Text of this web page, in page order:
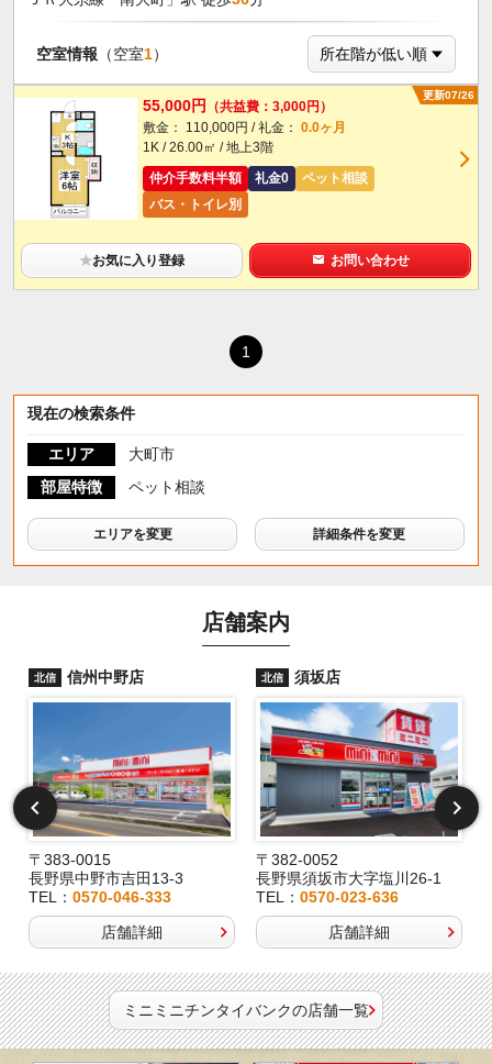
空室情報 （空室1）
更新07/26
55,000円
（共益費：3,000円）
敷金： 110,000円 / 礼金： 0.0ヶ月
1K / 26.00㎡ / 地上3階
仲介手数料半額
礼金0
ペット相談
バス・トイレ別
★お気に入り登録 お問い合わせ
1
現在の検索条件
エリア
大町市
部屋特徴
ペット相談
エリアを変更 詳細条件を変更
店舗案内
北信 信州中野店
〒383-0015
長野県中野市吉田13-3
TEL： 0570-046-333
店舗詳細
北信 須坂店
〒382-0052
長野県須坂市大字塩川26-1
TEL：0570-023-636
店舗詳細
ミニミニチンタイバンクの店舗一覧